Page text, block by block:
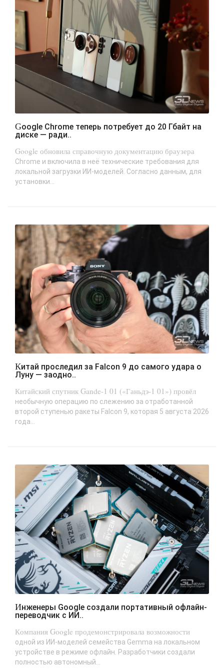
Google Chrome теперь потребует до 20 Гбайт на
диске — ради..
Google обновила справочную документацию браузера
Chrome и включила в неё технические требования для
локальной загрузки ИИ-моделей. Согласно данным, для
установки...
Китай проследил за Falcon 9 до самого удара о
Луну — заодно..
Китайский спутник Gande-1 01 («Ганьдэ-1 01») провёл
необычную операцию по слежению за отработанной
второй ступенью ракеты Falcon 9, которая 5 августа 2026
года...
Инженеры Google создали портативный офлайн-
переводчик с ИИ..
Компания Google продемонстрировала возможности
одной из ИИ-моделей семейства Gemma на локальном
устройстве в режиме офлайн. Разработчики создали
полностью автономный...